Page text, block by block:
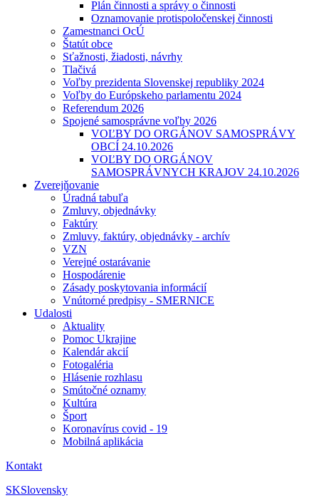
Plán činnosti a správy o činnosti
Oznamovanie protispoločenskej činnosti
Zamestnanci OcÚ
Štatút obce
Sťažnosti, žiadosti, návrhy
Tlačivá
Voľby prezidenta Slovenskej republiky 2024
Voľby do Európskeho parlamentu 2024
Referendum 2026
Spojené samosprávne voľby 2026
VOĽBY DO ORGÁNOV SAMOSPRÁVY
OBCÍ 24.10.2026
VOĽBY DO ORGÁNOV
SAMOSPRÁVNYCH KRAJOV 24.10.2026
Zverejňovanie
Úradná tabuľa
Zmluvy, objednávky
Faktúry
Zmluvy, faktúry, objednávky - archív
VZN
Verejné ostarávanie
Hospodárenie
Zásady poskytovania informácií
Vnútorné predpisy - SMERNICE
Udalosti
Aktuality
Pomoc Ukrajine
Kalendár akcií
Fotogaléria
Hlásenie rozhlasu
Smútočné oznamy
Kultúra
Šport
Koronavírus covid - 19
Mobilná aplikácia
Kontakt
SKSlovensky